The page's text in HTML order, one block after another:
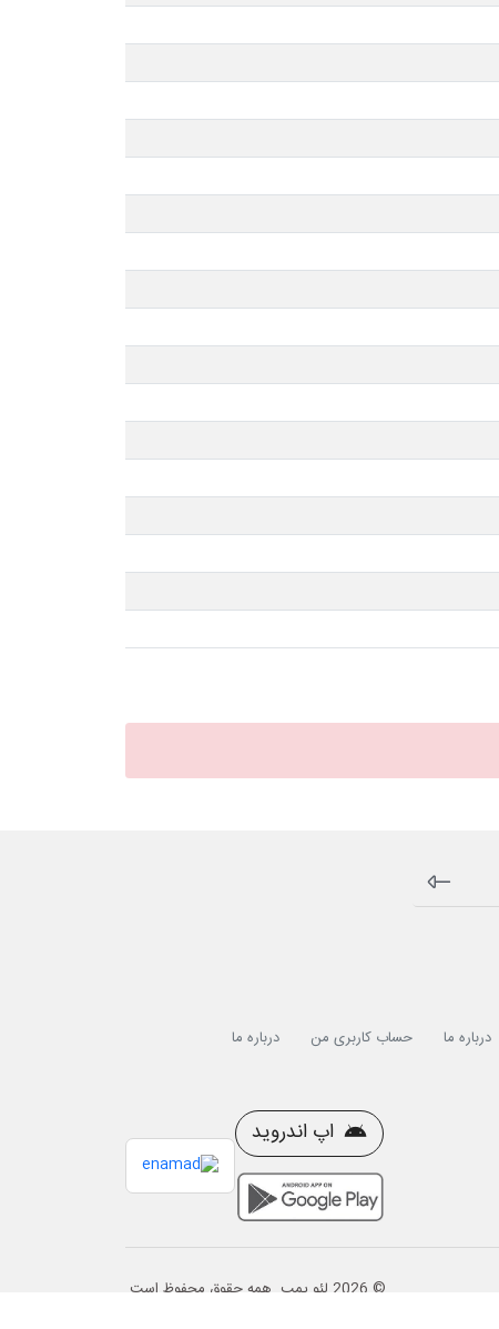
درباره ما حساب کاربری من درباره ما
اپ اندروید
© 2026 لئو پمپ. همه حقوق محفوظ است.